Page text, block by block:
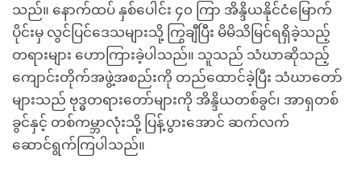
သည်။ နောက်ထပ် နှစ်ပေါင်း ၄၀ ကြာ အိန္ဒိယနိုင်ငံမြောက်
ပိုင်းမှ လွင်ပြင်ဒေသများသို့ ကြွချီပြီး မိမိသိမြင်ရရှိခဲ့သည့်
တရားများ ဟောကြားခဲ့ပါသည်။ သူသည် သံဃာဆိုသည့်
ကျောင်းတိုက်အဖွဲ့အစည်းကို တည်ထောင်ခဲ့ပြီး သံဃာတော်
များသည် ဗုဒ္ဓတရားတော်များကို အိန္ဒိယတစ်ခွင်၊ အာရှတစ်
ခွင်နှင့် တစ်ကမ္ဘာလုံးသို့ ပြန့်ပွားအောင် ဆက်လက်
ဆောင်ရွက်ကြပါသည်။